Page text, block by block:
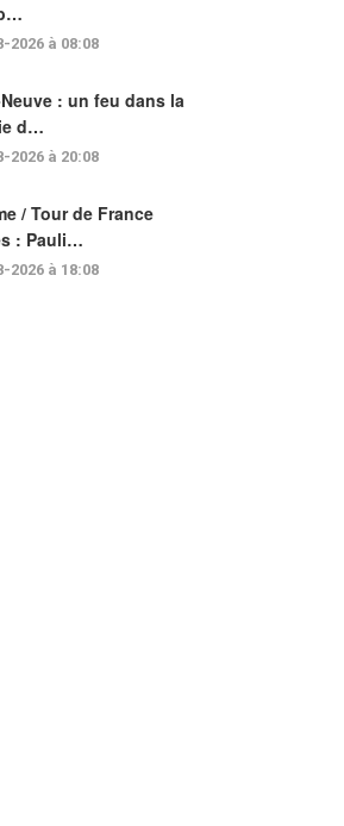
2026 à 08:08
: un feu dans la
d…
2026 à 20:08
/ Tour de France
: Pauli…
2026 à 18:08